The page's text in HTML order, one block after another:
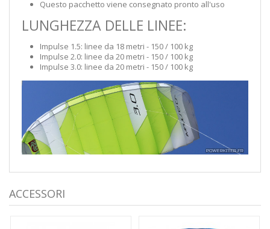
Questo pacchetto viene consegnato pronto all'uso
LUNGHEZZA DELLE LINEE:
Impulse 1.5: linee da 18 metri - 150 / 100 kg
Impulse 2.0: linee da 20 metri - 150 / 100 kg
Impulse 3.0: linee da 20 metri - 150 / 100 kg
ACCESSORI